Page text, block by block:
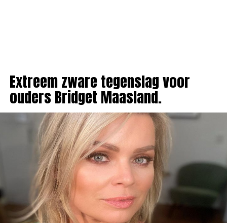
Extreem zware tegenslag voor
ouders Bridget Maasland.